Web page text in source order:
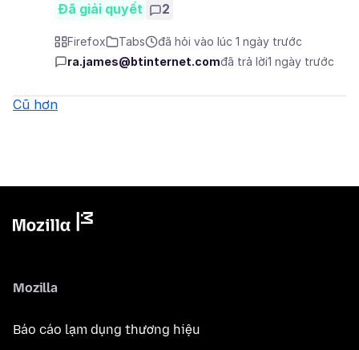
Đã giải quyết 2
Firefox Tabs
đã hỏi vào lúc 1 ngày trước
ra.james@btinternet.comđã trả lời1 ngày trước
Cũ hơn
Mozilla
Báo cáo lạm dụng thương hiệu